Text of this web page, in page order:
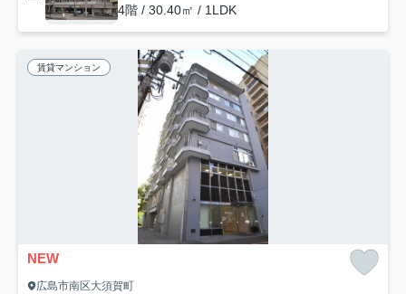
4階 / 30.40㎡ / 1LDK
賃貸マンション
NEW
広島市南区大須賀町